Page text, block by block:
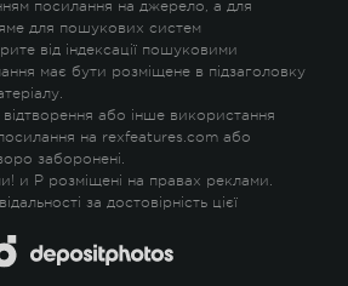
посилання на джерело, а для
для пошукових систем
від індексації пошуковими
має бути розміщене в підзаголовку
або інше використання
посилання на rexfeatures.com або
заборонені.
! и P розміщені на правах реклами.
за достовірність цієї